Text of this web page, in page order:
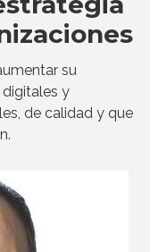
su
y
de calidad y que